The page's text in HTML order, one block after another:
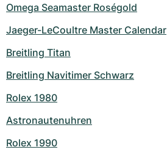
Omega Seamaster Roségold
Jaeger-LeCoultre Master Calendar
Breitling Titan
Breitling Navitimer Schwarz
Rolex 1980
Astronautenuhren
Rolex 1990